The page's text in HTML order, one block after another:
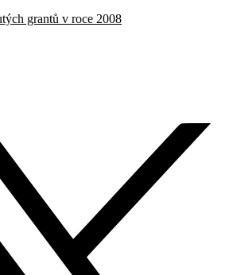
grantů v roce 2008